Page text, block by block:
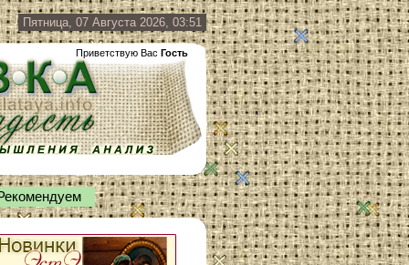
Пятница, 07 Августа 2026, 03:51
Приветствую Вас Гость